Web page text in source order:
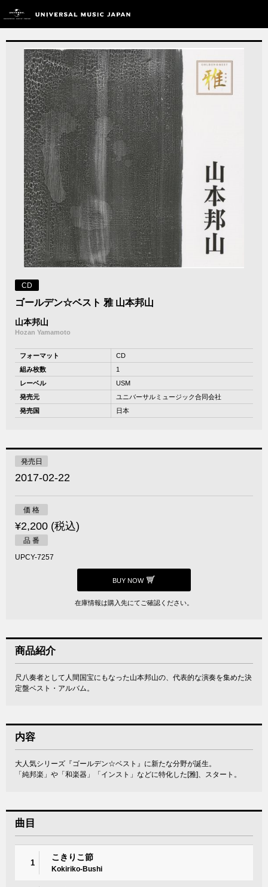
CD
ゴールデン☆ベスト 雅 山本邦山
山本邦山
Hozan Yamamoto
フォーマット
CD
組み枚数
1
レーベル
USM
発売元
ユニバーサルミュージック合同会社
発売国
日本
発売日
2017-02-22
価 格
¥2,200 (税込)
品 番
UPCY-7257
BUY NOW
在庫情報は購入先にてご確認ください。
商品紹介
尺八奏者として人間国宝にもなった山本邦山の、代表的な演奏を集めた決
定盤ベスト・アルバム。
内容
大人気シリーズ『ゴールデン☆ベスト』に新たな分野が誕生。
「純邦楽」や「和楽器」「インスト」などに特化した[雅]、スタート。
曲目
1
こきりこ節
Kokiriko-Bushi